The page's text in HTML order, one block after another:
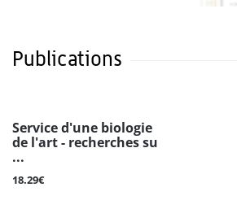
Publications
Service d'une biologie
de l'art - recherches su
...
18.29€